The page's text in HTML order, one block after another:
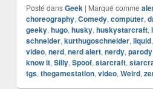
Posté dans Geek | Marqué comme
choreography, Comedy, computer,
geeky, hugo, husky, huskystarcraft,
schneider, kurthugoschneider, liquid,
video, nerd, nerd alert, nerdy, parody,
know it, Silly, Spoof, starcraft,
tgs, thegamestation, video, Weird,